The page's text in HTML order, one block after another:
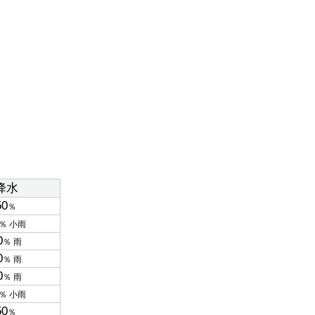
水
％
小雨
％ 雨
％ 雨
％ 雨
小雨
％